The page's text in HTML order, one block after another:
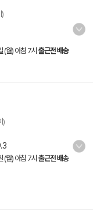
)
(월) 아침 7시 출근전 배송
)
(월) 아침 7시 출근전 배송